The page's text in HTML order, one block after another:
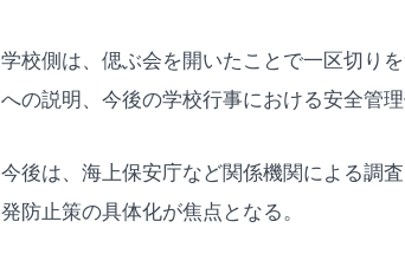
学校側は、偲ぶ会を開いたことで一区切り
への説明、今後の学校行事における安全管
今後は、海上保安庁など関係機関による調
発防止策の具体化が焦点となる。